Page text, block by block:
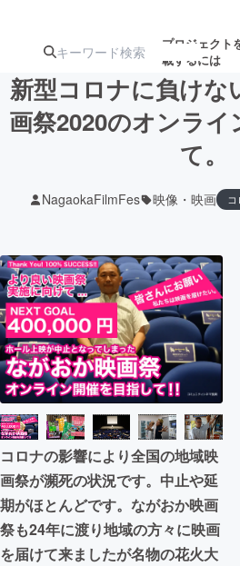
プロジェクト
載するには
注目の新着プロ
テクノロジー・ガジェット
映像・映画
ビジネス・起業
まちづくり・地域活性化
CAMPFIRE for Social Good
CAMPFIREふるさと納税
新型コロナに負けな
画祭2020のオンライ
て。
NagaokaFilmFes 映像・映画
コロナの影響により全国の地域映
画祭が瀕死の状況です。中止や延
期がほとんどです。ながおか映画
祭も24年に渡り地域の方々に映画
を届けて来ましたが名物の花火大